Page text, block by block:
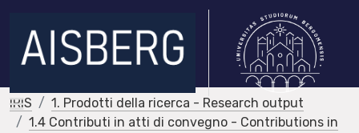
IRIS
1. Prodotti della ricerca - Research output
1.4 Contributi in atti di convegno - Contributions in